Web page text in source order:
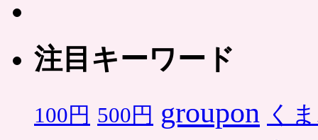
注目キーワード
100円 500円 groupon く